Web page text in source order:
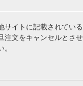
サイトに記載されている
注文をキャンセルとさせ